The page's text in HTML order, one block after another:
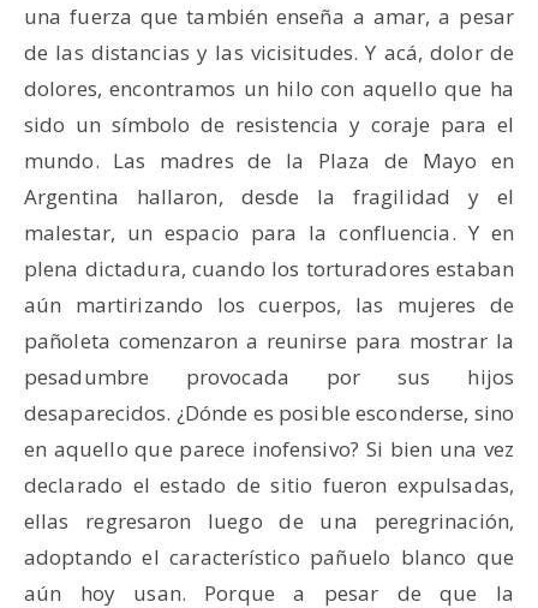
una fuerza que también enseña a amar, a pesar
de las distancias y las vicisitudes. Y acá, dolor de
dolores, encontramos un hilo con aquello que ha
sido un símbolo de resistencia y coraje para el
mundo. Las madres de la Plaza de Mayo en
Argentina hallaron, desde la fragilidad y el
malestar, un espacio para la confluencia. Y en
plena dictadura, cuando los torturadores estaban
aún martirizando los cuerpos, las mujeres de
pañoleta comenzaron a reunirse para mostrar la
pesadumbre provocada por sus hijos
desaparecidos. ¿Dónde es posible esconderse, sino
en aquello que parece inofensivo? Si bien una vez
declarado el estado de sitio fueron expulsadas,
ellas regresaron luego de una peregrinación,
adoptando el característico pañuelo blanco que
aún hoy usan. Porque a pesar de que la